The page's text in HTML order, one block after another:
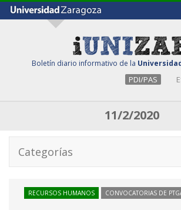
Boletín diario informativo de la
PDI/PAS
11/2/2020
Categorías
RECURSOS HUMANOS CONVOCATORIAS DE